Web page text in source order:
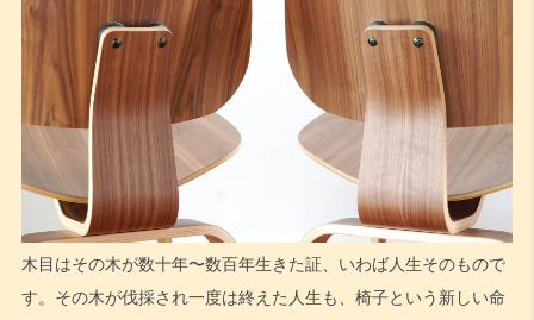
木目はその木が数十年〜数百年生きた証、いわば人生そのもので
す。その木が伐採され一度は終えた人生も、椅子という新しい命